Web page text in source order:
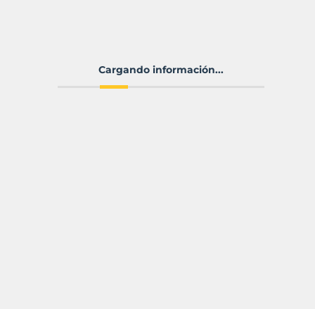
Cargando información...